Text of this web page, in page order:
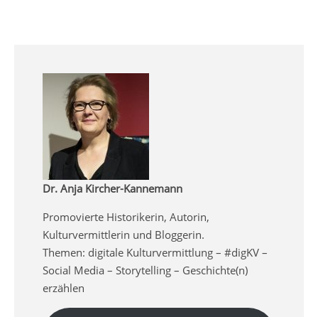
Dr. Anja Kircher-Kannemann
Promovierte Historikerin, Autorin,
Kulturvermittlerin und Bloggerin.
Themen: digitale Kulturvermittlung – #digKV –
Social Media – Storytelling – Geschichte(n)
erzählen